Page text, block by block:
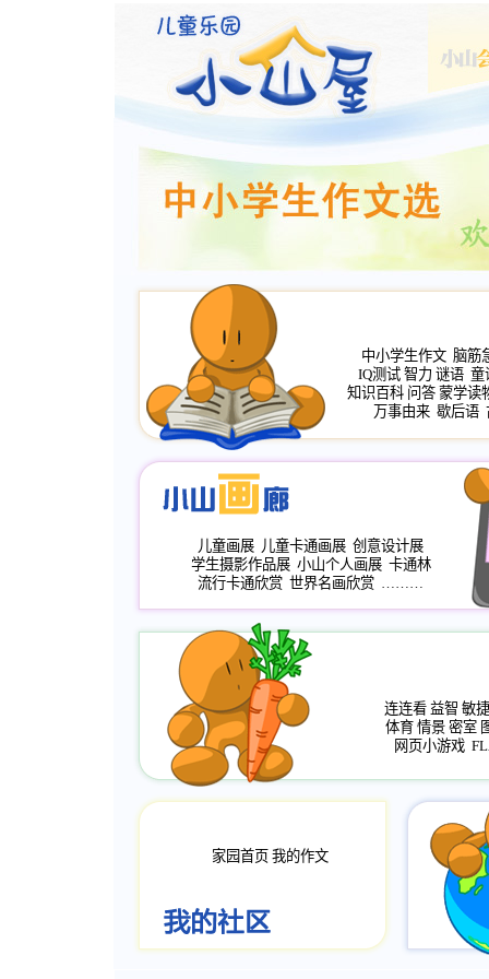
中小学生作文 脑筋
IQ测试 智力 谜语 童
知识百科 问答 蒙学读
万事由来 歇后语
儿童画展 儿童卡通画展 创意设计展
学生摄影作品展 小山个人画展 卡通林
流行卡通欣赏 世界名画欣赏 ………
连连看 益智 敏捷
体育 情景 密室
网页小游戏
家园首页 我的作文